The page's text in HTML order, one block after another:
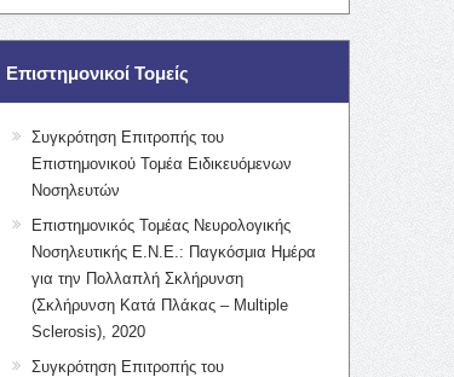
Επιστημονικοί Τομείς
Συγκρότηση Επιτροπής του
Επιστημονικού Τομέα Ειδικευόμενων
Νοσηλευτών
Επιστημονικός Τομέας Νευρολογικής
Νοσηλευτικής Ε.Ν.Ε.: Παγκόσμια Ημέρα
για την Πολλαπλή Σκλήρυνση
(Σκλήρυνση Κατά Πλάκας – Multiple
Sclerosis), 2020
Συγκρότηση Επιτροπής του